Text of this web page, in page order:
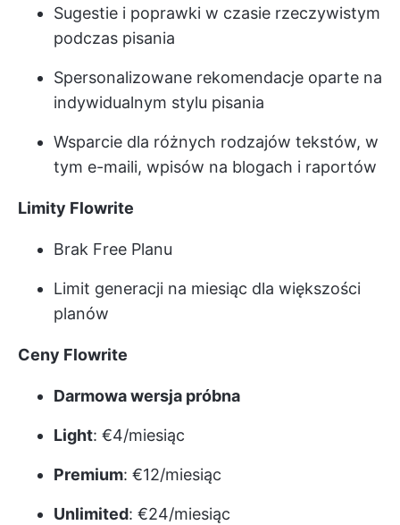
Sugestie i poprawki w czasie rzeczywistym
podczas pisania
Spersonalizowane rekomendacje oparte na
indywidualnym stylu pisania
Wsparcie dla różnych rodzajów tekstów, w
tym e-maili, wpisów na blogach i raportów
Limity Flowrite
Brak Free Planu
Limit generacji na miesiąc dla większości
planów
Ceny Flowrite
Darmowa wersja próbna
Light: €4/miesiąc
Premium: €12/miesiąc
Unlimited: €24/miesiąc